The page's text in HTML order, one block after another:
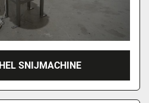
SNIJMACHINE